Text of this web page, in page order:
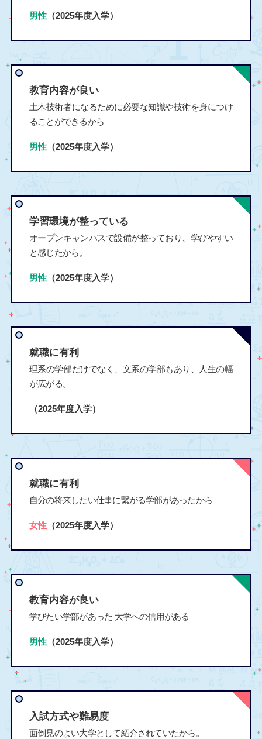
男性（2025年度入学）
教育内容が良い
土木技術者になるために必要な知識や技術を身につけ
ることができるから
男性（2025年度入学）
学習環境が整っている
オープンキャンパスで設備が整っており、学びやすい
と感じたから。
男性（2025年度入学）
就職に有利
理系の学部だけでなく、文系の学部もあり、人生の幅
が広がる。
（2025年度入学）
就職に有利
自分の将来したい仕事に繋がる学部があったから
女性（2025年度入学）
教育内容が良い
学びたい学部があった 大学への信用がある
男性（2025年度入学）
入試方式や難易度
面倒見のよい大学として紹介されていたから。